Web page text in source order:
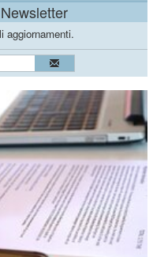
aggiornamenti.